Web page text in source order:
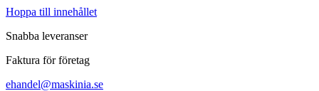
Hoppa till innehållet
Snabba leveranser
Faktura för företag
ehandel@maskinia.se